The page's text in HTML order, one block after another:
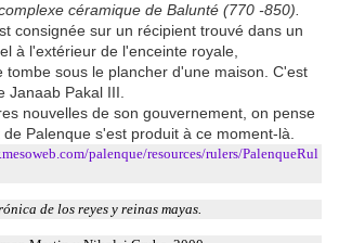
céramique de Balunté (770 -850).
consignée sur un récipient trouvé dans un
à l'extérieur de l'enceinte royale,
tombe sous le plancher d'une maison. C'est
Janaab Pakal III.
nouvelles de son gouvernement, on pense
Palenque s'est produit à ce moment-là.
palenque/resources/rulers/PalenqueRul
de los reyes y reinas mayas.